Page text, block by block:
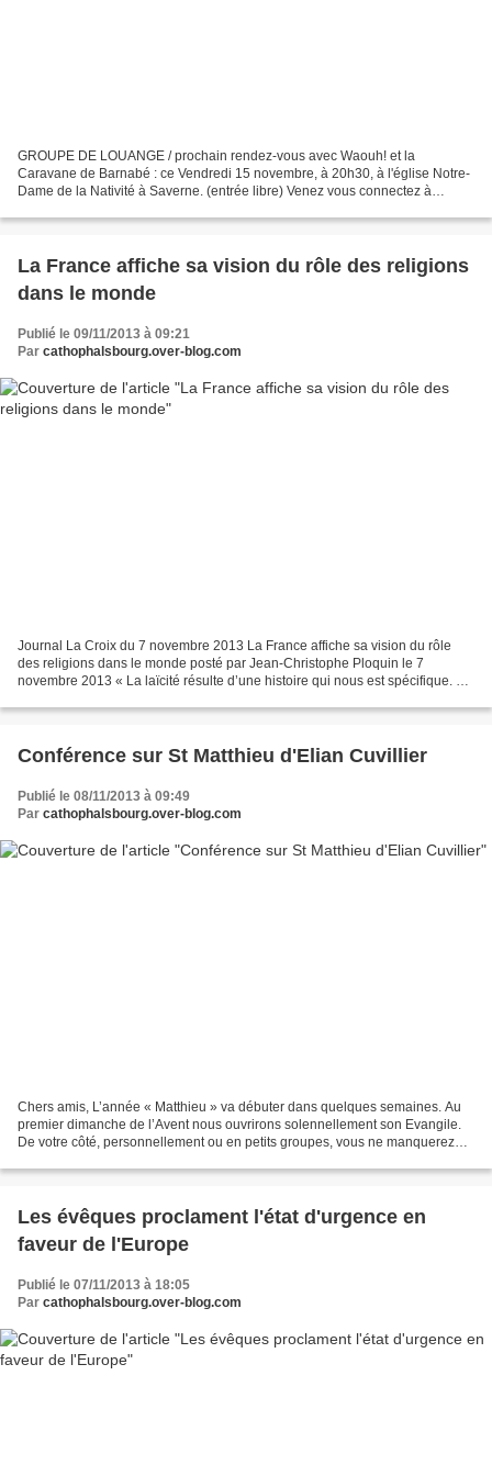
GROUPE DE LOUANGE / prochain rendez-vous avec Waouh! et la
Caravane de Barnabé : ce Vendredi 15 novembre, à 20h30, à l'église Notre-
Dame de la Nativité à Saverne. (entrée libre) Venez vous connectez à
La France affiche sa vision du rôle des religions
dans le monde
Publié le 09/11/2013 à 09:21
Par cathophalsbourg.over-blog.com
Journal La Croix du 7 novembre 2013 La France affiche sa vision du rôle
des religions dans le monde posté par Jean-Christophe Ploquin le 7
novembre 2013 « La laïcité résulte d’une histoire qui nous est spécifique. Ce
Conférence sur St Matthieu d'Elian Cuvillier
Publié le 08/11/2013 à 09:49
Par cathophalsbourg.over-blog.com
Chers amis, L’année « Matthieu » va débuter dans quelques semaines. Au
premier dimanche de l’Avent nous ouvrirons solennellement son Evangile.
De votre côté, personnellement ou en petits groupes, vous ne manquerez
Les évêques proclament l'état d'urgence en
faveur de l'Europe
Publié le 07/11/2013 à 18:05
Par cathophalsbourg.over-blog.com